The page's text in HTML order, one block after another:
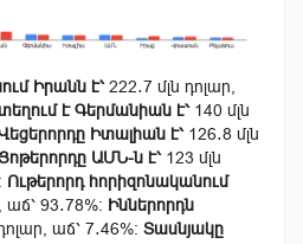
Իրանն է՝222․7 մլն դոլար,
է Գերմանիան է՝ 140 մլն
Իտալիան է՝126․8 մլն
Յոթերորդը ԱՄՆ-ն է՝ 123 մլն
Ութերորդ հորիզոնականում
93․78%։ Իններորդն
աճ՝ 7․46%։ Տասնյակը